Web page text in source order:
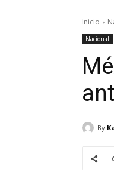
Inicio
Nacional
By